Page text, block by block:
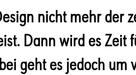
nicht mehr der
Dann wird es Zeit
geht es jedoch um